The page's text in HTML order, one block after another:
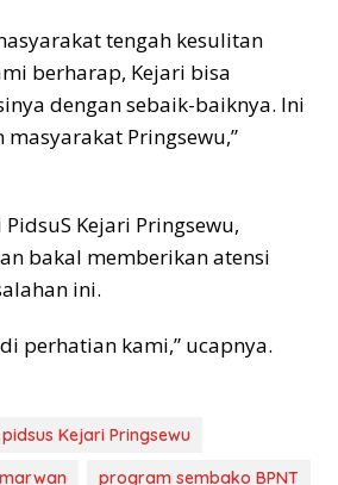
tengah kesulitan
berharap, Kejari bisa
dengan sebaik-baiknya. Ini
Pringsewu,”
Kejari Pringsewu,
bakal memberikan atensi
ini.
perhatian kami,” ucapnya.
Kejari Pringsewu
marwan
program sembako BPNT